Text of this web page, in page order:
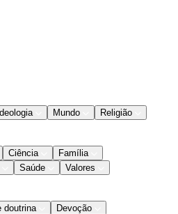
Ideologia Mundo
Religião
Ciência
Família
Saúde
Valores
doutrina
Devoção